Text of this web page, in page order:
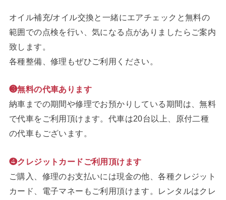
オイル補充/オイル交換と一緒にエアチェックと無料の
範囲での点検を行い、気になる点がありましたらご案内
致します。
各種整備、修理もぜひご利用ください。
❸無料の代車あります
納車までの期間や修理でお預かりしている期間は、無料
で代車をご利用頂けます。代車は20台以上、原付二種
の代車もございます。
❹クレジットカードご利用頂けます
ご購入、修理のお支払いには現金の他、各種クレジット
カード、電子マネーもご利用頂けます。レンタルはクレ